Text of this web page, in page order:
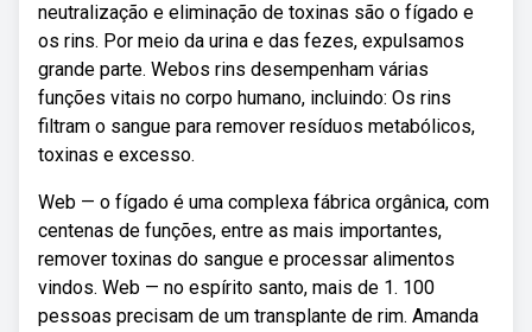
neutralização e eliminação de toxinas são o fígado e
os rins. Por meio da urina e das fezes, expulsamos
grande parte. Webos rins desempenham várias
funções vitais no corpo humano, incluindo: Os rins
filtram o sangue para remover resíduos metabólicos,
toxinas e excesso.
Web — o fígado é uma complexa fábrica orgânica, com
centenas de funções, entre as mais importantes,
remover toxinas do sangue e processar alimentos
vindos. Web — no espírito santo, mais de 1. 100
pessoas precisam de um transplante de rim. Amanda